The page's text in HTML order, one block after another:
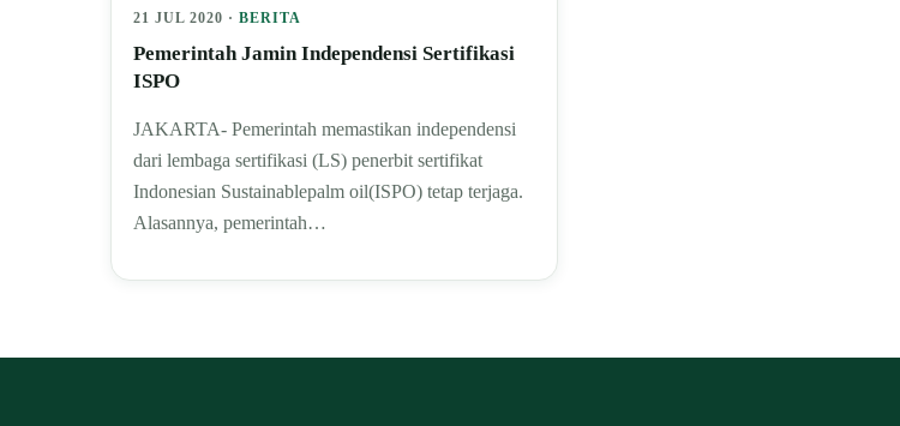
21 JUL 2020 · BERITA
Pemerintah Jamin Independensi Sertifikasi
ISPO
JAKARTA- Pemerintah memastikan independensi
dari lembaga sertifikasi (LS) penerbit sertifikat
Indonesian Sustainablepalm oil(ISPO) tetap terjaga.
Alasannya, pemerintah…